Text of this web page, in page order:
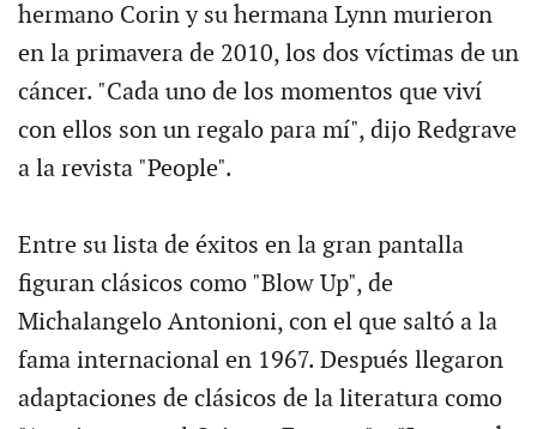
hermano Corin y su hermana Lynn murieron
en la primavera de 2010, los dos víctimas de un
cáncer. "Cada uno de los momentos que viví
con ellos son un regalo para mí", dijo Redgrave
a la revista "People".
Entre su lista de éxitos en la gran pantalla
figuran clásicos como "Blow Up", de
Michalangelo Antonioni, con el que saltó a la
fama internacional en 1967. Después llegaron
adaptaciones de clásicos de la literatura como